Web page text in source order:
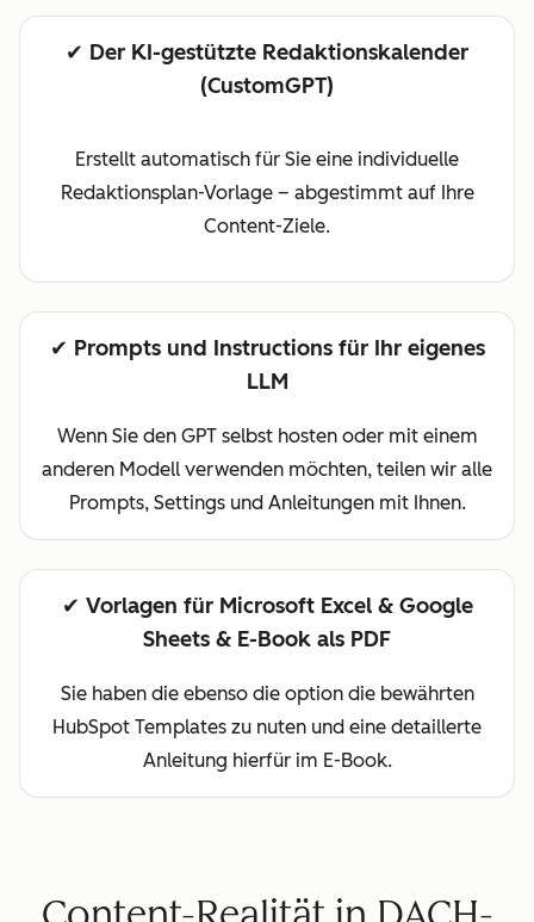
✔︎ Der KI-gestützte Redaktionskalender
(CustomGPT)
Erstellt automatisch für Sie eine individuelle
Redaktionsplan-Vorlage – abgestimmt auf Ihre
Content-Ziele.
✔︎ Prompts und Instructions für Ihr eigenes
LLM
Wenn Sie den GPT selbst hosten oder mit einem
anderen Modell verwenden möchten, teilen wir alle
Prompts, Settings und Anleitungen mit Ihnen.
✔︎ Vorlagen für Microsoft Excel & Google
Sheets & E-Book als PDF
Sie haben die ebenso die option die bewährten
HubSpot Templates zu nuten und eine detaillerte
Anleitung hierfür im E-Book.